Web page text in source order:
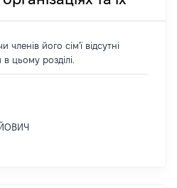
членів його сім'ї відсутні
цьому розділі.